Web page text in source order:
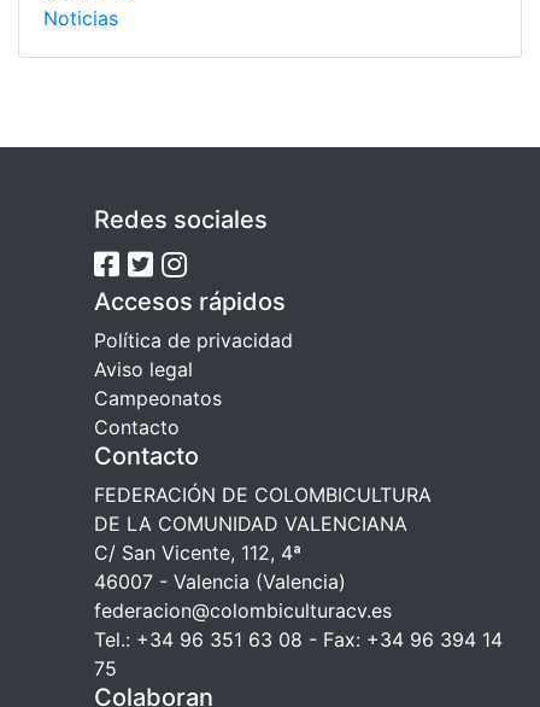
Noticias
Redes sociales
Accesos rápidos
Política de privacidad
Aviso legal
Campeonatos
Contacto
Contacto
FEDERACIÓN DE COLOMBICULTURA
DE LA COMUNIDAD VALENCIANA
C/ San Vicente, 112, 4ª
46007 - Valencia (Valencia)
federacion@colombiculturacv.es
Tel.: +34 96 351 63 08 - Fax: +34 96 394 14
75
Colaboran